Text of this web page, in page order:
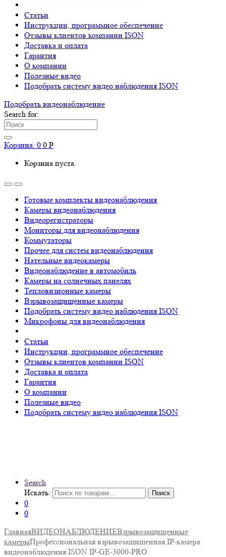
Статьи
Инструкции, программное обеспечение
Отзывы клиентов компании ISON
Доставка и оплата
Гарантия
О компании
Полезные видео
Подобрать систему видео наблюдения ISON
Подобрать видеонаблюдениe
Search for:
Корзина: 0 0 Р
Корзина пуста.
Готовые комплекты видеонаблюдения
Камеры видеонаблюдения
Видеорегистраторы
Мониторы для видеонаблюдения
Коммутаторы
Прочее для систем видеонаблюдения
Нательные видеокамеры
Видеонаблюдение в автомобиль
Камеры на солнечных панелях
Тепловизионные камеры
Взрывозащищенные камеры
Подобрать систему видео наблюдения ISON
Микрофоны для видеонаблюдения
Статьи
Инструкции, программное обеспечение
Отзывы клиентов компании ISON
Доставка и оплата
Гарантия
О компании
Полезные видео
Подобрать систему видео наблюдения ISON
Search
Искать:
Поиск
0
0
ГлавнаяВИДЕОНАБЛЮДЕНИЕВзрывозащищенные
камерыПрофессиональная взрывозащищенная IP-камера
видеонаблюдения ISON IP-GE-3000-PRO